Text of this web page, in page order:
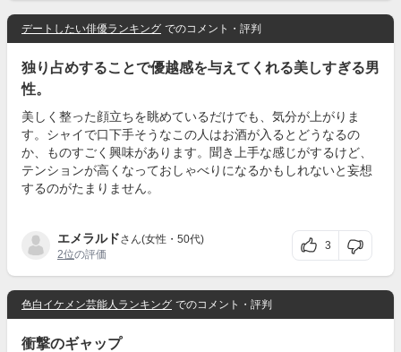
デートしたい俳優ランキング でのコメント・評判
独り占めすることで優越感を与えてくれる美しすぎる男
性。
美しく整った顔立ちを眺めているだけでも、気分が上がりま
す。シャイで口下手そうなこの人はお酒が入るとどうなるの
か、ものすごく興味があります。聞き上手な感じがするけど、
テンションが高くなっておしゃべりになるかもしれないと妄想
するのがたまりません。
エメラルドさん(女性・50代)
2位の評価
3
色白イケメン芸能人ランキング でのコメント・評判
衝撃のギャップ